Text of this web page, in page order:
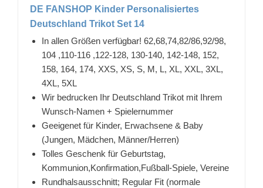
DE FANSHOP Kinder Personalisiertes
Deutschland Trikot Set 14
In allen Größen verfügbar! 62,68,74,82/86,92/98,
104 ,110-116 ,122-128, 130-140, 142-148, 152,
158, 164, 174, XXS, XS, S, M, L, XL, XXL, 3XL,
4XL, 5XL
Wir bedrucken Ihr Deutschland Trikot mit Ihrem
Wunsch-Namen + Spielernummer
Geeigenet für Kinder, Erwachsene & Baby
(Jungen, Mädchen, Männer/Herren)
Tolles Geschenk für Geburtstag,
Kommunion,Konfirmation,Fußball-Spiele, Vereine
Rundhalsausschnitt; Regular Fit (normale